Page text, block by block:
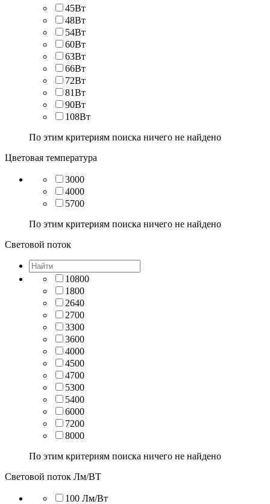
45Вт
48Вт
54Вт
60Вт
63Вт
66Вт
72Вт
81Вт
90Вт
108Вт
По этим критериям поиска ничего не найдено
Цветовая температура
3000
4000
5700
По этим критериям поиска ничего не найдено
Световой поток
10800
1800
2640
2700
3300
3600
4000
4500
4700
5300
5400
6000
7200
8000
По этим критериям поиска ничего не найдено
Световой поток Лм/ВТ
100 Лм/Вт